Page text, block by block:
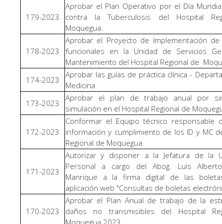
179-2023
Aprobar el Plan Operativo por el Día
contra la Tuberculosis del Hospital
Moquegua.
178-2023
Aprobar el Proyecto de Implementación
funcionales en la Unidad de Servicios
Mantenimiento del Hospital Regional de
174-2023
Aprobar las guías de práctica clínica -
Medicina
173-2023
Aprobar el plan de trabajo anual por
simulación en el Hospital Regional de
172-2023
Conformar el Equipo técnico responsable
información y cumplimiento de los ID y MC
Regional de Moquegua.
171-2023
Autorizar y disponer a la Jefatura de la
Personal a cargo del Abog. Luis
Manrique a la firma digital de las
aplicación web "Consultas de boletas
170-2023
Aprobar el Plan Anual de trabajo de la
daños no transmisibles del Hospital
Moquegua 2023.